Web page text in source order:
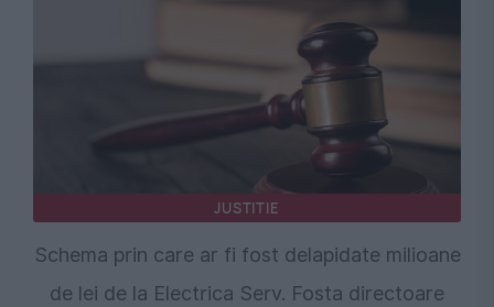
JUSTITIE
Schema prin care ar fi fost delapidate milioane
de lei de la Electrica Serv. Fosta directoare